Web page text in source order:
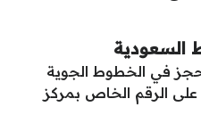
السعودية
في الخطوط الجوية
الرقم الخاص بمركز